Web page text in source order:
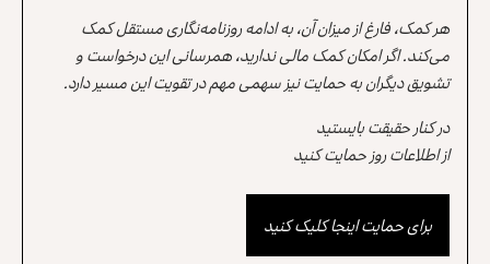
هر کمک، فارغ از میزان آن، به ادامه روزنامه‌نگاری مستقل کمک
می‌کند. اگر امکان کمک مالی ندارید، همرسانی این درخواست و
تشویق دیگران به حمایت نیز سهمی مهم در تقویت این مسیر دارد.
در کنار حقیقت بایستید
از اطلاعات روز حمایت کنید
برای حمایت اینجا کلیک کنید